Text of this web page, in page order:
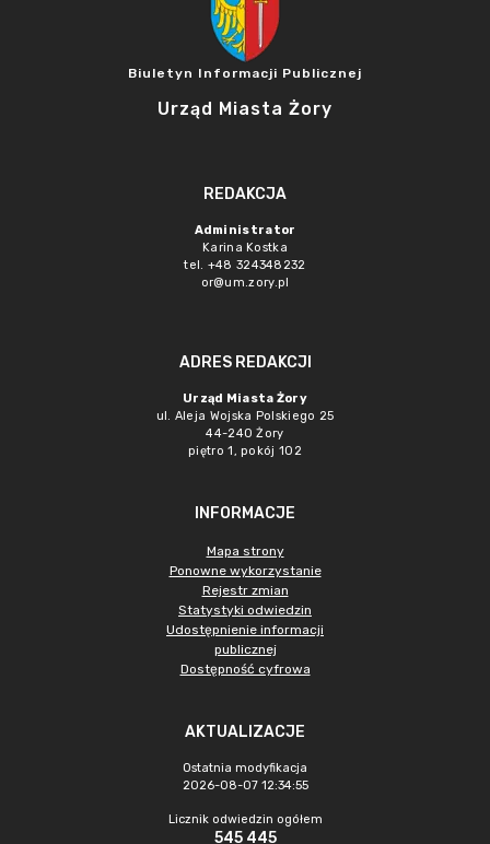
Biuletyn Informacji Publicznej
Urząd Miasta Żory
REDAKCJA
Administrator
Karina Kostka
tel. +48 324348232
or@um.zory.pl
ADRES REDAKCJI
Urząd Miasta Żory
ul. Aleja Wojska Polskiego 25
44-240 Żory
piętro 1, pokój 102
INFORMACJE
Mapa strony
Ponowne wykorzystanie
Rejestr zmian
Statystyki odwiedzin
Udostępnienie informacji
publicznej
Dostępność cyfrowa
AKTUALIZACJE
Ostatnia modyfikacja
2026-08-07 12:34:55
Licznik odwiedzin ogółem
545 445